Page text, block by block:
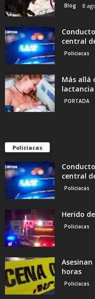
Blog 8
central
Policiacas
Más allá
PORTADA
Policiacas
central
Policiacas
Herido
Policiacas
horas
Policiacas